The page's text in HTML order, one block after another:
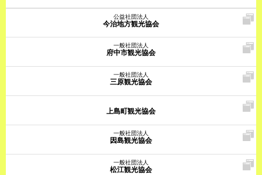
公益社団法人
今治地方観光協会
一般社団法人
府中市観光協会
一般社団法人
三原観光協会
上島町観光協会
一般社団法人
因島観光協会
一般社団法人
松江観光協会